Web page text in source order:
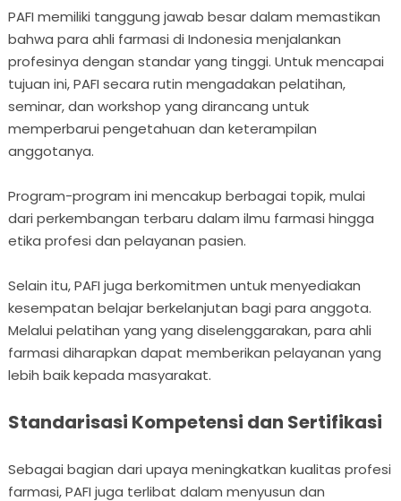
PAFI memiliki tanggung jawab besar dalam memastikan
bahwa para ahli farmasi di Indonesia menjalankan
profesinya dengan standar yang tinggi. Untuk mencapai
tujuan ini, PAFI secara rutin mengadakan pelatihan,
seminar, dan workshop yang dirancang untuk
memperbarui pengetahuan dan keterampilan
anggotanya.
Program-program ini mencakup berbagai topik, mulai
dari perkembangan terbaru dalam ilmu farmasi hingga
etika profesi dan pelayanan pasien.
Selain itu, PAFI juga berkomitmen untuk menyediakan
kesempatan belajar berkelanjutan bagi para anggota.
Melalui pelatihan yang yang diselenggarakan, para ahli
farmasi diharapkan dapat memberikan pelayanan yang
lebih baik kepada masyarakat.
Standarisasi Kompetensi dan Sertifikasi
Sebagai bagian dari upaya meningkatkan kualitas profesi
farmasi, PAFI juga terlibat dalam menyusun dan